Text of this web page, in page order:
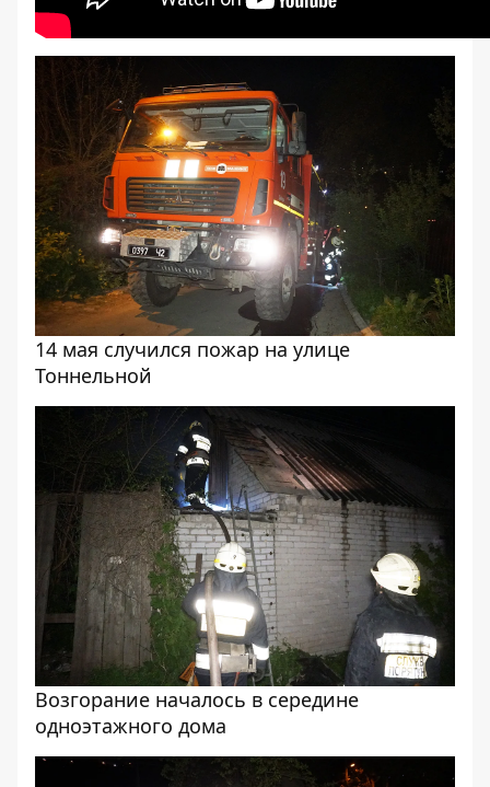
14 мая случился пожар на улице
Тоннельной
Возгорание началось в середине
одноэтажного дома